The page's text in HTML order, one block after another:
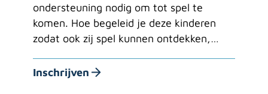
ondersteuning nodig om tot spel te
komen. Hoe begeleid je deze kinderen
zodat ook zij spel kunnen ontdekken,…
Inschrijven